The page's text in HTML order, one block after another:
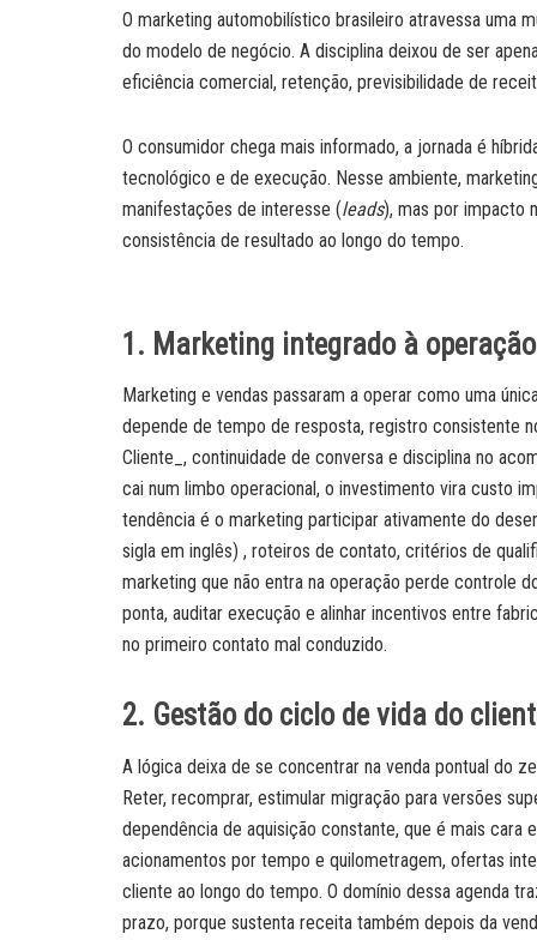
O marketing automobilístico brasileiro atravessa uma
do modelo de negócio. A disciplina deixou de ser
eficiência comercial, retenção, previsibilidade de
O consumidor chega mais informado, a jornada é
tecnológico e de execução. Nesse ambiente,
manifestações de interesse (leads), mas por impacto
consistência de resultado ao longo do tempo.
1. Marketing integrado à
Marketing e vendas passaram a operar como uma
depende de tempo de resposta, registro consistente
Cliente_, continuidade de conversa e disciplina no
cai num limbo operacional, o investimento vira custo
tendência é o marketing participar ativamente do
sigla em inglês) , roteiros de contato, critérios de
marketing que não entra na operação perde controle
ponta, auditar execução e alinhar incentivos entre
no primeiro contato mal conduzido.
2. Gestão do ciclo de vida do
A lógica deixa de se concentrar na venda pontual do
Reter, recomprar, estimular migração para versões
dependência de aquisição constante, que é mais cara
acionamentos por tempo e quilometragem, ofertas
cliente ao longo do tempo. O domínio dessa agenda
prazo, porque sustenta receita também depois da